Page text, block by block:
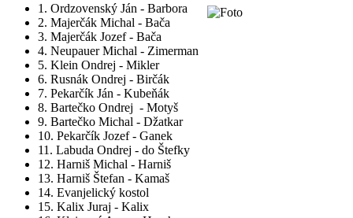
1. Ordzovenský Ján - Barbora
2. Majerčák Michal - Bača
3. Majerčák Jozef - Bača
4. Neupauer Michal - Zimerman
5. Klein Ondrej - Mikler
6. Rusnák Ondrej - Birčák
7. Pekarčík Ján - Kubeňák
8. Bartečko Ondrej - Motyš
9. Bartečko Michal - Džatkar
10. Pekarčík Jozef - Ganek
11. Labuda Ondrej - do Štefky
12. Harniš Michal - Harniš
13. Harniš Štefan - Kamaš
14. Evanjelický kostol
15. Kalix Juraj - Kalix